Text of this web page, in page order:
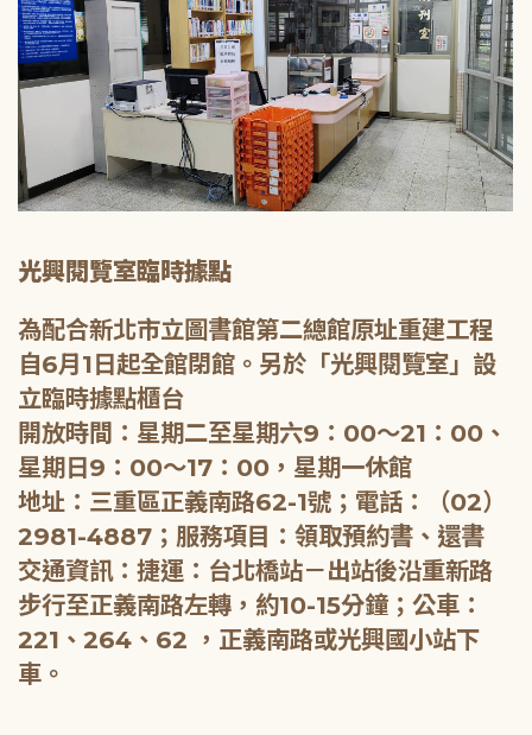
光興閱覽室臨時據點
為配合新北市立圖書館第二總館原址重建工程
自6月1日起全館閉館。另於「光興閱覽室」設
立臨時據點櫃台
開放時間：星期二至星期六9：00～21：00、
星期日9：00～17：00，星期一休館
地址：三重區正義南路62-1號；電話：（02）
2981-4887；服務項目：領取預約書、還書
交通資訊：捷運：台北橋站－出站後沿重新路
步行至正義南路左轉，約10-15分鐘；公車：
221、264、62 ，正義南路或光興國小站下
車。